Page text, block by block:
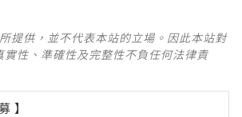
提供，並不代表本站的立場。因此本站對
實性、準確性及完整性不負任何法律責
】